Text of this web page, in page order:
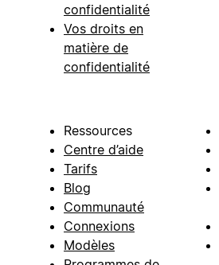
confidentialité
Vos droits en
matière de
confidentialité
Ressources
Centre d’aide
Tarifs
Blog
Communauté
Connexions
Modèles